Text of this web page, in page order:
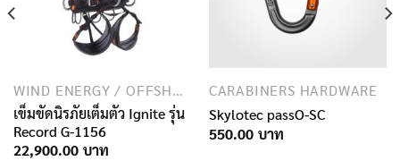
WIND ENERGY / OFFSHORE INDUSTRY
เข็มขัดนิรภัยเต็มตัว Ignite รุ่น
Record G-1156
22,900.00
CARABINERS HARDWARE
Skylotec passO-SC
550.00